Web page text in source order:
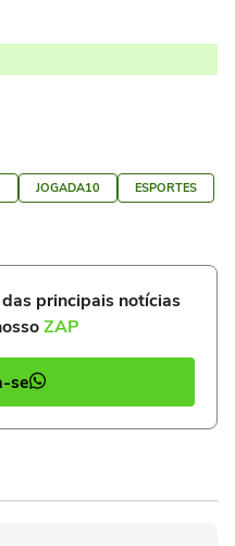
JOGADA10
ESPORTES
principais notícias
ZAP
se